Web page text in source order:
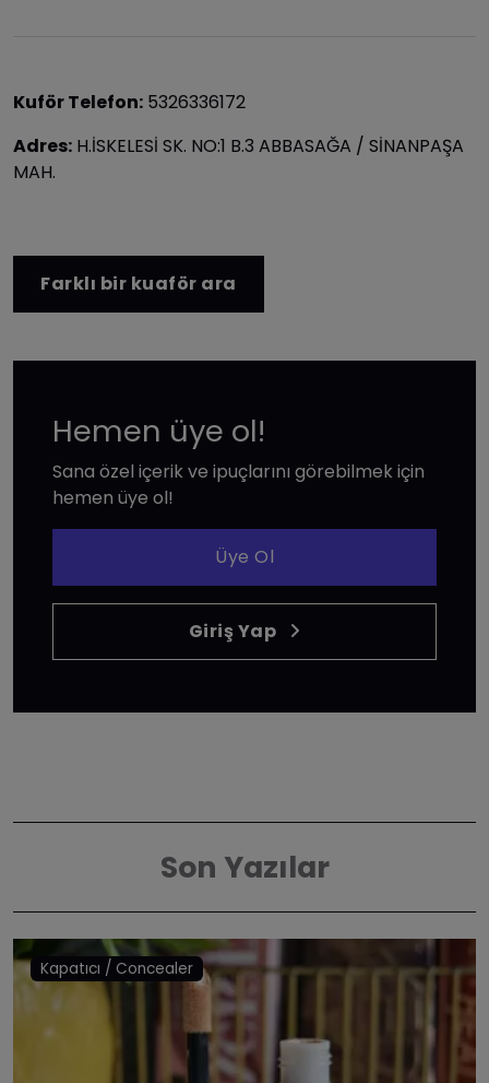
Kuför Telefon: 5326336172
Adres: H.İSKELESİ SK. NO:1 B.3 ABBASAĞA / SİNANPAŞA
MAH.
Farklı bir kuaför ara
Hemen üye ol!
Sana özel içerik ve ipuçlarını görebilmek için
hemen üye ol!
Üye Ol
Giriş Yap
Son Yazılar
Kapatıcı / Concealer